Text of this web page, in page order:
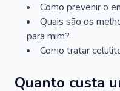
Como prevenir o
Quais são os
para mim?
Como tratar
Quanto custa